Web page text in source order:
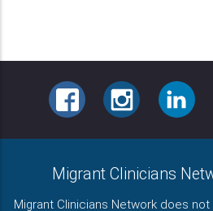
FACEBOOKINSTAGRAM
Migrant Clinicians
Migrant Clinicians Network does